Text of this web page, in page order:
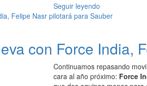
Seguir leyendo
con Force India,
Continuamos repasando
cara al año próximo: Force